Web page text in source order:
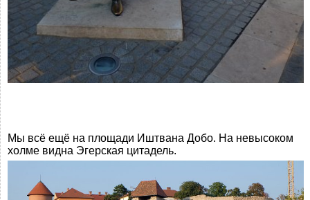
Мы всё ещё на площади Иштвана Добо. На невысоком
холме видна Эгерская цитадель.